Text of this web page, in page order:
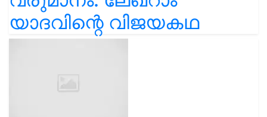
യാദവിന്റെ വിജയകഥ